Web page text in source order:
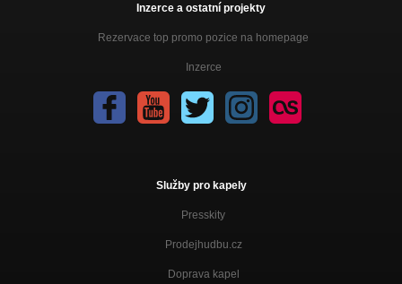
Inzerce a ostatní projekty
Rezervace top promo pozice na homepage
Inzerce
Služby pro kapely
Presskity
Prodejhudbu.cz
Doprava kapel